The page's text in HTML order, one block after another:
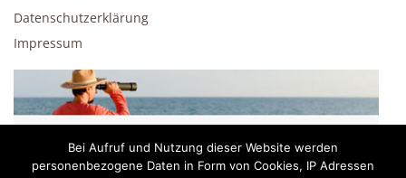
Datenschutzerklärung
Impressum
Bei Aufruf und Nutzung dieser Website werden
personenbezogene Daten in Form von Cookies, IP Adressen